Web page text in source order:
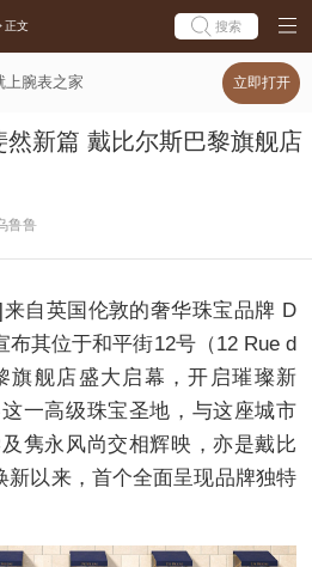
正文 搜索
上腕表之家 立即打开
新篇 戴比尔斯巴黎旗舰店
鲁鲁
自英国伦敦的奢华珠宝品牌 D
布其位于和平街12号（12 Rue d
旗舰店盛大启幕，开启璀璨新
一高级珠宝圣地，与这座城市
隽永风尚交相辉映，亦是戴比
新以来，首个全面呈现品牌独特